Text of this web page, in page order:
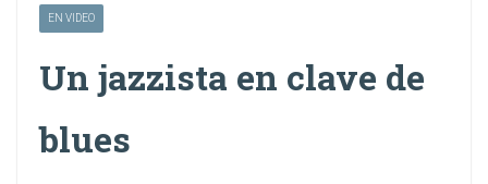
EN VIDEO
Un jazzista en clave de
blues